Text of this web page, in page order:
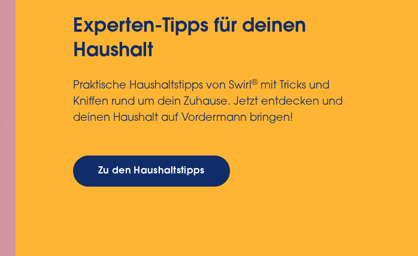
Experten-Tipps für deinen
Haushalt
Praktische Haushaltstipps von Swirl®mit Tricks und
Kniffen rund um dein Zuhause. Jetzt entdecken und
deinen Haushalt auf Vordermann bringen!
Zu den Haushaltstipps